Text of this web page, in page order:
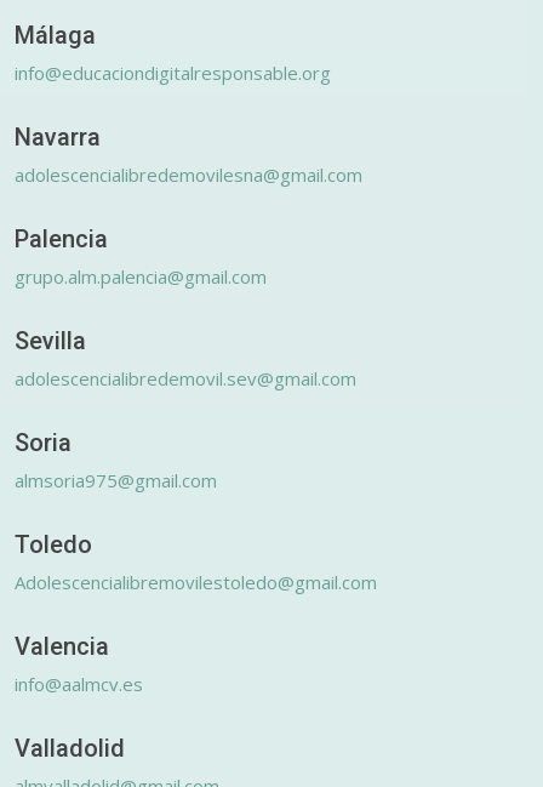
Málaga
info@educaciondigitalresponsable.org
Navarra
adolescencialibredemovilesna@gmail.com
Palencia
grupo.alm.palencia@gmail.com
Sevilla
adolescencialibredemovil.sev@gmail.com
Soria
almsoria975@gmail.com
Toledo
Adolescencialibremovilestoledo@gmail.com
Valencia
info@aalmcv.es
Valladolid